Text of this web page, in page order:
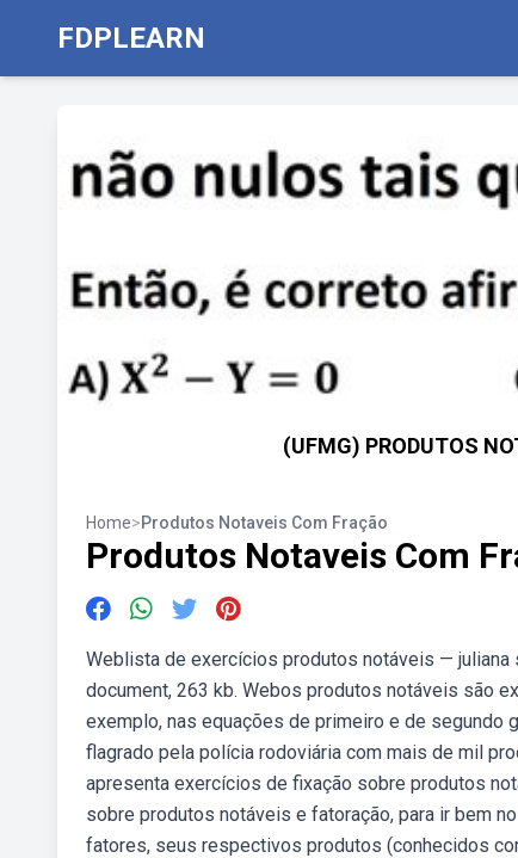
FDPLEARN
(UFMG) PRODUTOS
Home>Produtos Notaveis Com Fração
Produtos Notaveis Com
Weblista de exercícios produtos notáveis —
document, 263 kb. Webos produtos notáveis são
exemplo, nas equações de primeiro e de segundo
flagrado pela polícia rodoviária com mais de mil
apresenta exercícios de fixação sobre produtos
sobre produtos notáveis e fatoração, para ir bem
fatores, seus respectivos produtos (conhecidos